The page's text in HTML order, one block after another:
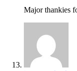
Major thankies